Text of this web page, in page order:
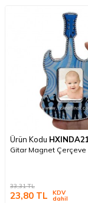
Ürün Kodu
Gitar Magnet Çerçeve
33,31TL
23,80 TL KDV
dahil